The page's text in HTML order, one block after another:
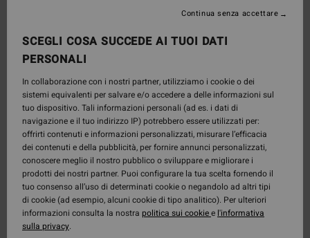
SCEGLI COSA SUCCEDE AI TUOI DATI
PERSONALI
In collaborazione con i nostri partner, utilizziamo i cookie o dei
sistemi equivalenti per salvare e/o accedere a delle informazioni sul
tuo dispositivo. Tali informazioni personali (ad es. i dati di
navigazione e il tuo indirizzo IP) potrebbero essere utilizzati per:
offrirti contenuti e informazioni personalizzati, misurare l’efficacia
dei contenuti e della pubblicità, per fornire annunci personalizzati,
conoscere meglio il nostro pubblico o sviluppare e migliorare i
prodotti dei nostri partner. Puoi configurare la tua scelta fornendo il
tuo consenso all’uso di determinati cookie o negandolo ad altri tipi
di cookie (ad esempio, alcuni cookie di tipo analitico). Per ulteriori
informazioni consulta la nostra politica sui cookiee l'informativa
sulla privacy.
Continua senza accettare